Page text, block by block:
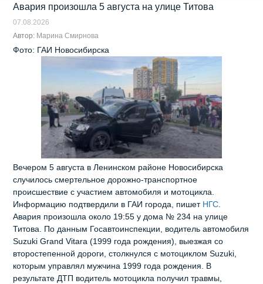
Авария произошла 5 августа на улице Титова
07.08.2026
Автор: Марина Смирнова
Фото: ГАИ Новосибирска
Вечером 5 августа в Ленинском районе Новосибирска
случилось смертельное дорожно‑транспортное
происшествие с участием автомобиля и мотоцикла.
Информацию подтвердили в ГАИ города, пишет НГС.
Авария произошла около 19:55 у дома № 234 на улице
Титова. По данным Госавтоинспекции, водитель автомобиля
Suzuki Grand Vitara (1999 года рождения), выезжая со
второстепенной дороги, столкнулся с мотоциклом Suzuki,
которым управлял мужчина 1999 года рождения. В
результате ДТП водитель мотоцикла получил травмы,